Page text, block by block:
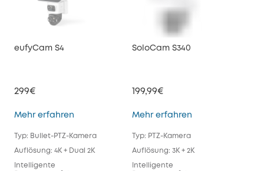
eufyCam S4
299€
Mehr erfahren
Typ: Bullet-PTZ-Kamera
Auflösung: 4K + Dual 2K
Intelligente
SoloCam S340
199,99€
Mehr erfahren
Typ: PTZ-Kamera
Auflösung: 3K + 2K
Intelligente